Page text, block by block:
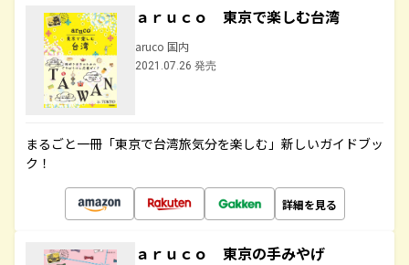
ａｒｕｃｏ 東京で楽しむ台湾
aruco 国内
2021.07.26 発売
まるごと一冊「東京で台湾旅気分を楽しむ」新しいガイドブッ
ク！
詳細を見る
ａｒｕｃｏ 東京の手みやげ